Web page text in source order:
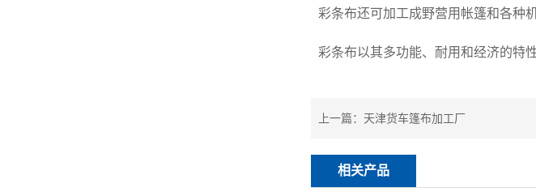
彩条布还可加工成野营用帐篷和各种
彩条布以其多功能、耐用和经济的特
上一篇： 天津货车篷布加工厂
相关产品